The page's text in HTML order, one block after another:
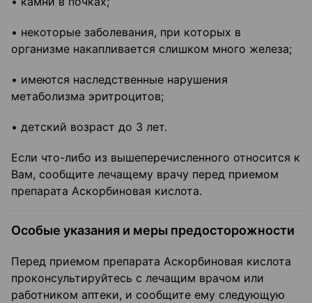
• некоторые заболевания, при которых в
организме накапливается слишком много железа;
• имеются наследственные нарушения
метаболизма эритроцитов;
• детский возраст до 3 лет.
Если что-либо из вышеперечисленного относится к
Вам, сообщите лечащему врачу перед приемом
препарата Аскорбиновая кислота.
Особые указания и меры предосторожности
Перед приемом препарата Аскорбиновая кислота
проконсультируйтесь с лечащим врачом или
работником аптеки, и сообщите ему следующую